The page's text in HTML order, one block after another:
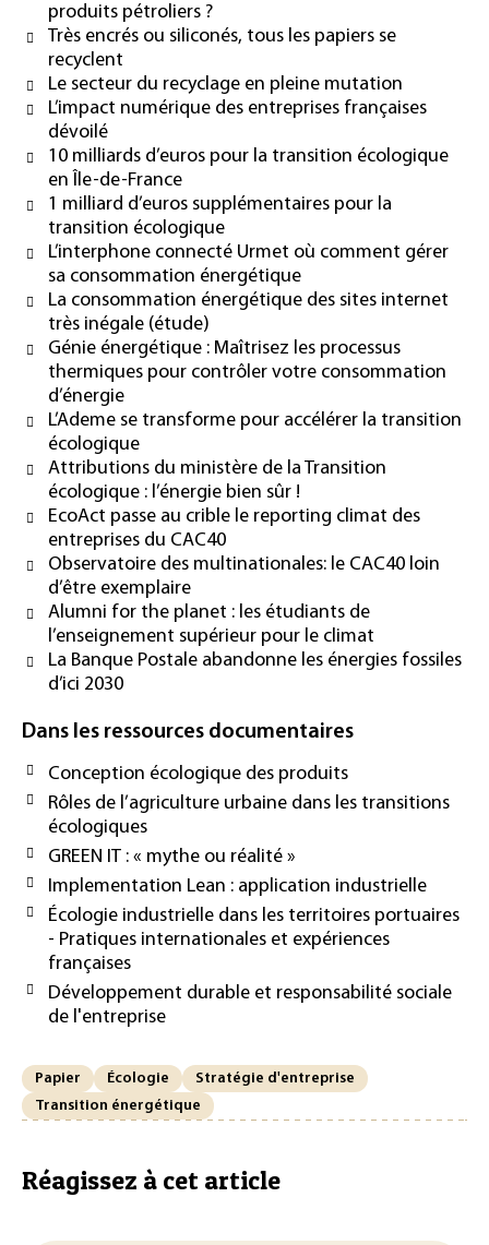
produits pétroliers ?
Très encrés ou siliconés, tous les papiers se
recyclent
Le secteur du recyclage en pleine mutation
L’impact numérique des entreprises françaises
dévoilé
10 milliards d’euros pour la transition écologique
en Île-de-France
1 milliard d’euros supplémentaires pour la
transition écologique
L’interphone connecté Urmet où comment gérer
sa consommation énergétique
La consommation énergétique des sites internet
très inégale (étude)
Génie énergétique : Maîtrisez les processus
thermiques pour contrôler votre consommation
d’énergie
L’Ademe se transforme pour accélérer la transition
écologique
Attributions du ministère de la Transition
écologique : l’énergie bien sûr !
EcoAct passe au crible le reporting climat des
entreprises du CAC40
Observatoire des multinationales: le CAC40 loin
d’être exemplaire
Alumni for the planet : les étudiants de
l’enseignement supérieur pour le climat
La Banque Postale abandonne les énergies fossiles
d’ici 2030
Dans les ressources documentaires
Conception écologique des produits
Rôles de l’agriculture urbaine dans les transitions
écologiques
GREEN IT : « mythe ou réalité »
Implementation Lean : application industrielle
Écologie industrielle dans les territoires portuaires
- Pratiques internationales et expériences
françaises
Développement durable et responsabilité sociale
de l'entreprise
Papier Écologie
Stratégie d'entreprise
Transition énergétique
Réagissez à cet article